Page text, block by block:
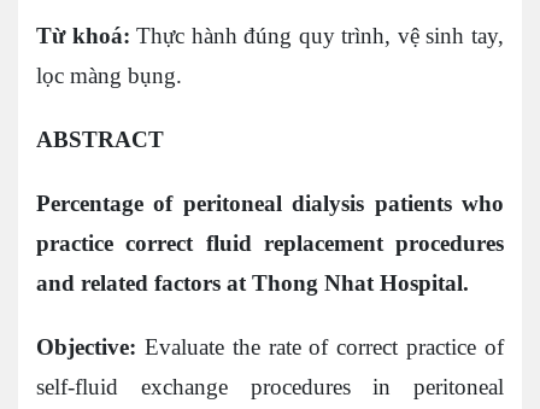
Từ khoá: Thực hành đúng quy trình, vệ sinh tay,
lọc màng bụng.
ABSTRACT
Percentage of peritoneal dialysis patients who
practice correct fluid replacement procedures
and related factors at Thong Nhat Hospital.
Objective: Evaluate the rate of correct practice of
self-fluid exchange procedures in peritoneal